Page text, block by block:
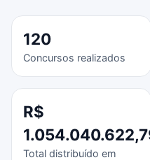
120
Concursos realizados
R$
Total distribuído em